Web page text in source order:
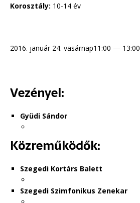
Korosztály: 10-14 év
2016. január 24. vasárnap11:00 — 13:00
Vezényel:
Gyüdi Sándor
Közreműködők:
Szegedi Kortárs Balett
Szegedi Szimfonikus Zenekar